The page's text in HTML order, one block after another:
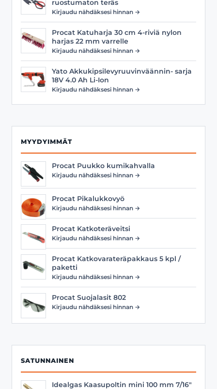
ruostumaton teräs
Kirjaudu nähdäksesi hinnan →
Procat Katuharja 30 cm 4-riviä nylon
harjas 22 mm varrelle
Kirjaudu nähdäksesi hinnan →
Yato Akkukipsilevyruuvinväännin- sarja
18V 4.0 Ah Li-Ion
Kirjaudu nähdäksesi hinnan →
MYYDYIMMÄT
Procat Puukko kumikahvalla
Kirjaudu nähdäksesi hinnan →
Procat Pikalukkovyö
Kirjaudu nähdäksesi hinnan →
Procat Katkoteräveitsi
Kirjaudu nähdäksesi hinnan →
Procat Katkovarateräpakkaus 5 kpl /
paketti
Kirjaudu nähdäksesi hinnan →
Procat Suojalasit 802
Kirjaudu nähdäksesi hinnan →
SATUNNAINEN
Idealgas Kaasupoltin mini 100 mm 7/16"